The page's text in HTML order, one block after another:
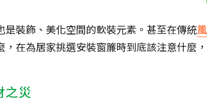
裝飾、美化空間的軟裝元素。甚至在傳統
，在為居家挑選安裝窗簾時到底該注意什麼
之災